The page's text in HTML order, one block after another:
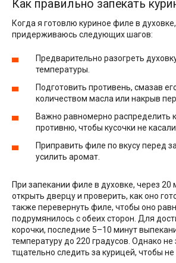
Как правильно запекать
Когда я готовлю куриное филе в
придерживаюсь следующих шагов:
Предварительно разогреть
температуры.
Подготовить противень, смазав
количеством масла или накрыв
Важно равномерно распределить
противню, чтобы кусочки не
Приправить филе по вкусу перед
усилить аромат.
При запекании филе в духовке, через
открыть дверцу и проверить, как оно
также перевернуть филе, чтобы оно
подрумянилось с обеих сторон. Для
корочки, последние 5–10 минут
температуру до 220 градусов. Однако не
тщательно следить за курицей, чтобы